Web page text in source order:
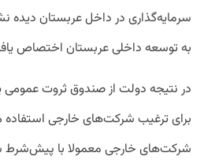
سرمایه‌گذاری در داخل عربستان دیده
به توسعه داخلی عربستان اختصاص
در نتیجه دولت از صندوق ثروت عمومی
برای ترغیب شرکت‌های خارجی استفاده
شرکت‌های خارجی معمولا با پیش‌شرط